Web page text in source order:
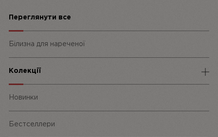
Переглянути все
Білизна для нареченої
Колекції
Одяг та аксесуари
Новинки
Бестселлери